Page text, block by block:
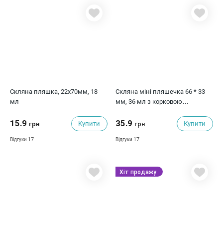
Скляна пляшка, 22х70мм, 18
мл
15.9 грн Купити
Відгуки 17
Скляна міні пляшечка 66 * 33
мм, 36 мл з корковою
35.9 грн Купити
Відгуки 17
Хіт продажу